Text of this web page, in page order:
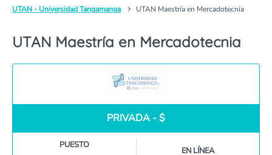
UTAN - Universidad Tangamanga UTAN Maestría en Mercadotecnia
UTAN Maestría en Mercadotecnia
PRIVADA - $
PUESTO
EN LÍNEA